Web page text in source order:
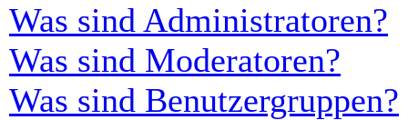
Was sind Administratoren?
Was sind Moderatoren?
Was sind Benutzergruppen?